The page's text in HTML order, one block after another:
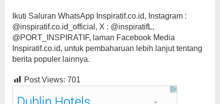
Ikuti Saluran WhatsApp Inspiratif.co.id, Instagram :
@inspiratif.co.id_official, X : @inspiratifL,
@PORT_INSPIRATIF, laman Facebook Media
Inspiratif.co.id, untuk pembaharuan lebih lanjut tentang
berita populer lainnya.
Post Views: 701